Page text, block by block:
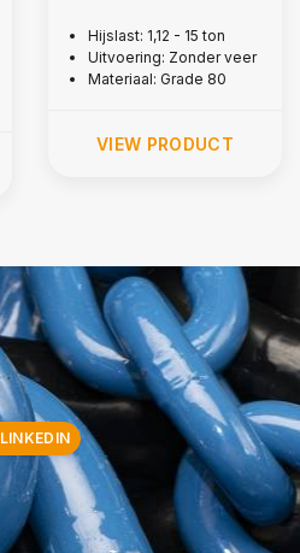
Hijslast: 1,12 - 15 ton
Uitvoering: Zonder veer
Materiaal: Grade 80
VIEW PRODUCT
LINKEDIN